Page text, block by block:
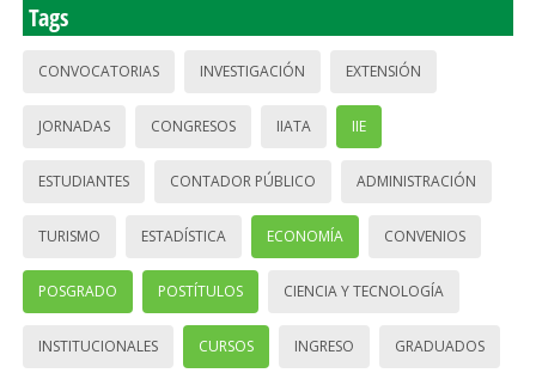
Tags
CONVOCATORIAS INVESTIGACIÓN EXTENSIÓN
JORNADAS CONGRESOS IIATA IIE
ESTUDIANTES CONTADOR PÚBLICO ADMINISTRACIÓN
TURISMO ESTADÍSTICA ECONOMÍA CONVENIOS
POSGRADO POSTÍTULOS CIENCIA Y TECNOLOGÍA
INSTITUCIONALES CURSOS INGRESO GRADUADOS